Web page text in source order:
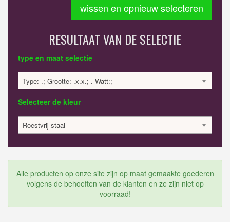
wissen en opnieuw selecteren
RESULTAAT VAN DE SELECTIE
type en maat selectie
Type: .; Grootte: .x.x.; . Watt:;
Selecteer de kleur
Roestvrij staal
Alle producten op onze site zijn op maat gemaakte goederen
volgens de behoeften van de klanten en ze zijn niet op
voorraad!